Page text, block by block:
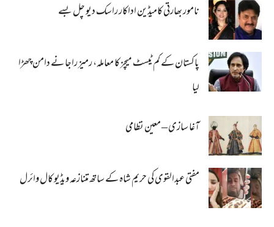
نامور بھارتی کامیڈین اداکار راسک دیو چل بسے
پاکستان کے کم ٹیسٹ میچز کا معاملہ، رمیز راجا نے دامن چھڑا
لیا
آغا سازی – معین نظامی
مفتی عبدالقوی کی حریم شاہ کے ساتھ متنازعہ ویڈیو کال وائرل